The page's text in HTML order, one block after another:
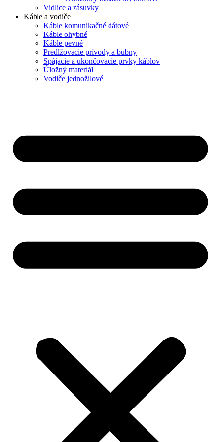
Vidlice a zásuvky
Káble a vodiče
Káble komunikačné dátové
Káble ohybné
Káble pevné
Predlžovacie prívody a bubny
Spájacie a ukončovacie prvky káblov
Úložný materiál
Vodiče jednožilové